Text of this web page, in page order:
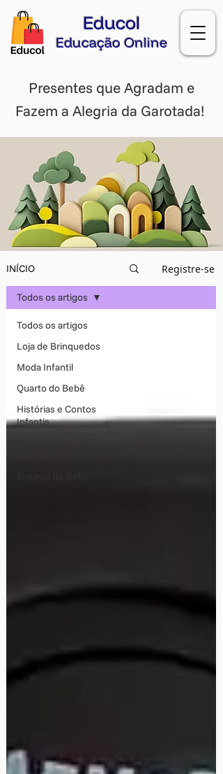
Educol
Educação Online
Presentes que Agradam e
Fazem a Alegria da Garotada!
INÍCIO Registre-se
Todos os artigos
Loja de Brinquedos
Moda Infantil
Quarto do Bebê
Histórias e Contos
Infantis
Todos os artigos